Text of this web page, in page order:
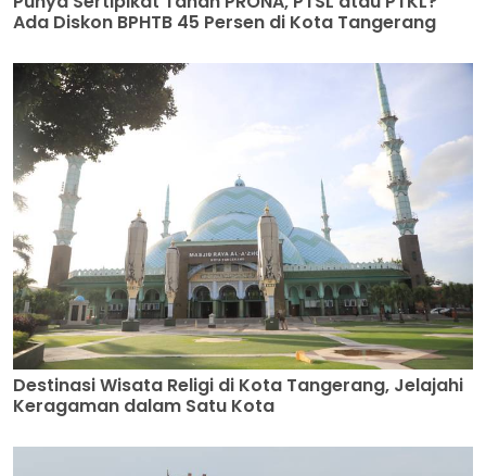
Destinasi Wisata Religi di Kota Tangerang, Jelajahi
Keragaman dalam Satu Kota